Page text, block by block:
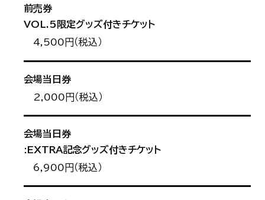
前売券
VOL.5限定グッズ付きチケット
4,500円（税込）
会場当日券
2,000円（税込）
会場当日券
:EXTRA記念グッズ付きチケット
6,900円（税込）